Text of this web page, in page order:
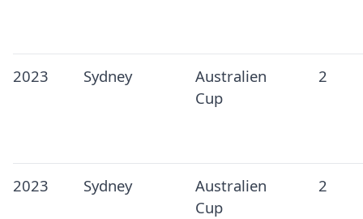
2023 Sydney
Australien
Cup
2
2023 Sydney
Australien
Cup
2